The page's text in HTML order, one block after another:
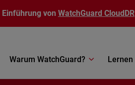
Einführung von WatchGuard CloudDR
Warum WatchGuard? Lernen